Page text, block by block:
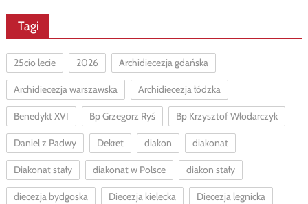
Tagi
25cio lecie 2026 Archidiecezja gdańska
Archidiecezja warszawska Archidiecezja łódzka
Benedykt XVI Bp Grzegorz Ryś Bp Krzysztof Włodarczyk
Daniel z Padwy Dekret diakon diakonat
Diakonat stały diakonat w Polsce diakon stały
diecezja bydgoska Diecezja kielecka Diecezja legnicka